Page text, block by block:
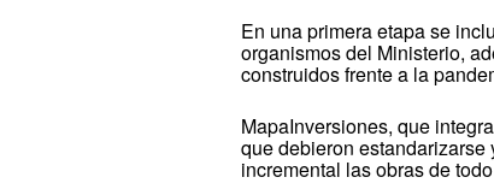
En una primera etapa se
organismos del Ministerio,
construidos frente a la
MapaInversiones, que
que debieron
incremental las obras de